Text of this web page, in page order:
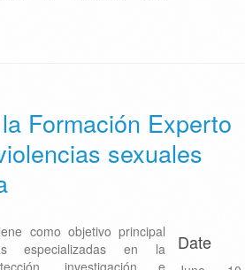
Formación Experto
sexuales
como objetivo principal
especializadas en la
investigación e
Date